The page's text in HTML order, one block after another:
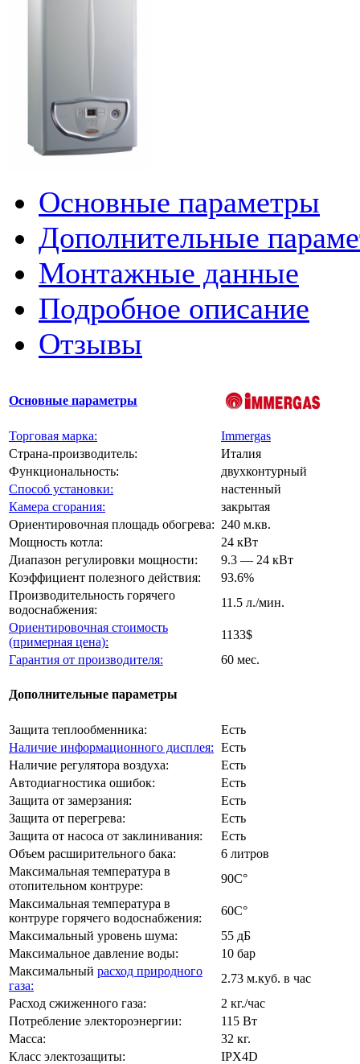
Основные параметры
Дополнительные
Монтажные данные
Подробное описание
Отзывы
Основные параметры
Торговая марка:
Immergas
Страна-производитель:
Италия
Функциональность:
двухконтурный
Способ установки:
настенный
Камера сгорания:
закрытая
Ориентировочная площадь обогрева: 240 м.кв.
Мощность котла:
24 кВт
Диапазон регулировки мощности:
9.3 — 24 кВт
Коэффициент полезного действия:
93.6%
Производительность горячего
водоснабжения:
11.5 л./мин.
Ориентировочная стоимость
(примерная цена):
1133$
Гарантия от производителя:
60 мес.
Дополнительные параметры
Защита теплообменника:
Есть
Наличие информационного дисплея: Есть
Наличие регулятора воздуха:
Есть
Автодиагностика ошибок:
Есть
Защита от замерзания:
Есть
Защита от перегрева:
Есть
Защита от насоса от заклинивания:
Есть
Объем расширительного бака:
6 литров
Максимальная температура в
отопительном контруре:
90C°
Максимальная температура в
контруре горячего водоснабжения:
60C°
Максимальный уровень шума:
55 дБ
Максимальное давление воды:
10 бар
Максимальный расход природного
газа:
2.73 м.куб. в час
Расход сжиженного газа:
2 кг./час
Потребление электороэнергии:
115 Вт
Масса:
32 кг.
Класс электозащиты:
IPX4D